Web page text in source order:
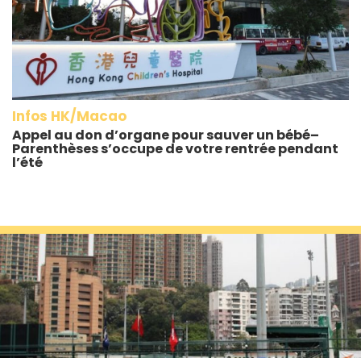
Infos HK/Macao
Appel au don d’organe pour sauver un bébé–
Parenthèses s’occupe de votre rentrée pendant
l’été